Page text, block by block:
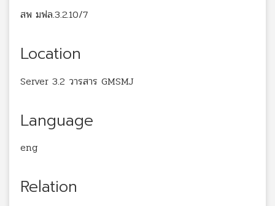
สพ มฟล.3.2.10/7
Location
Server 3.2 วารสาร GMSMJ
Language
eng
Relation